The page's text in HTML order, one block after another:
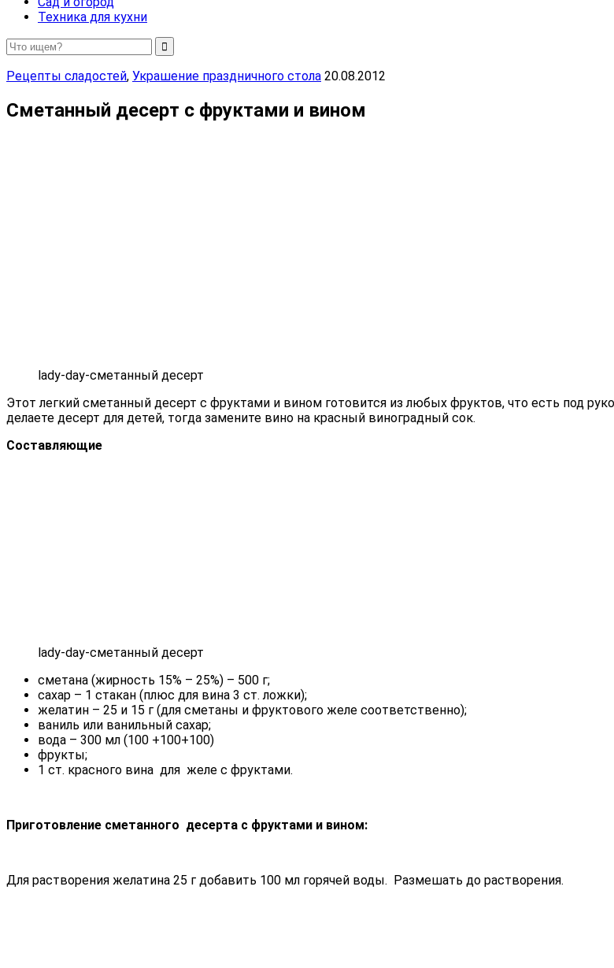
Техника для кухни
Рецепты сладостей, Украшение праздничного стола 20.08.2012
Сметанный десерт с фруктами и вином
lady-day-сметанный десерт
Этот легкий сметанный десерт с фруктами и вином готовится из любых фруктов, что есть под
делаете десерт для детей, тогда замените вино на красный виноградный сок.
Составляющие
lady-day-сметанный десерт
сметана (жирность 15% – 25%) – 500 г;
сахар – 1 стакан (плюс для вина 3 ст. ложки);
желатин – 25 и 15 г (для сметаны и фруктового желе соответственно);
ваниль или ванильный сахар;
вода – 300 мл (100 +100+100)
фрукты;
1 ст. красного вина для желе с фруктами.
Приготовление сметанного десерта с фруктами и вином:
Для растворения желатина 25 г добавить 100 мл горячей воды. Размешать до растворения.